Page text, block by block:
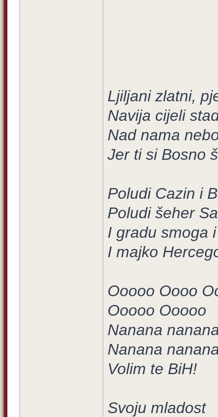
Ljiljani zlatni,
Navija cijeli
Nad nama
Jer ti si Bosno
Poludi Cazin i
Poludi šeher
I gradu smoga
I majko
Ooooo Oooo
Ooooo Ooooo
Nanana
Nanana
Volim te BiH!
Svoju mladost